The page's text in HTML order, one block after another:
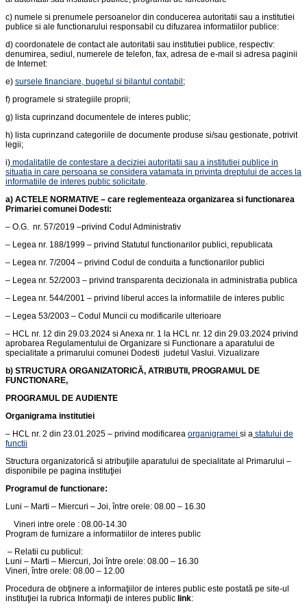
c) numele si prenumele persoanelor din conducerea autoritatii sau a institutiei
publice si ale functionarului responsabil cu difuzarea informatiilor publice:
d) coordonatele de contact ale autoritatii sau institutiei publice, respectiv:
denumirea, sediul, numerele de telefon, fax, adresa de e-mail si adresa paginii
de Internet:
e) sursele financiare, bugetul si bilantul contabil;
f) programele si strategiile proprii;
g) lista cuprinzand documentele de interes public;
h) lista cuprinzand categoriile de documente produse si/sau gestionate, potrivit
legii;
i) modalitatile de contestare a deciziei autoritatii sau a institutiei publice in
situatia in care persoana se considera vatamata in privinta dreptului de acces la
informatiile de interes public solicitate
a) ACTELE NORMATIVE – care reglementeaza organizarea si functionarea
Primariei comunei Dodesti:
– O.G. nr. 57/2019 –privind Codul Administrativ
– Legea nr. 188/1999 – privind Statutul functionarilor publici, republicata
– Legea nr. 7/2004 – privind Codul de conduita a functionarilor publici
– Legea nr. 52/2003 – privind transparenta decizionala in administratia publica
– Legea nr. 544/2001 – privind liberul acces la informatiile de interes public
– Legea 53/2003 – Codul Muncii cu modificarile ulterioare
– HCL nr. 12 din 29.03.2024 si Anexa nr. 1 la HCL nr. 12 din 29.03.2024 privind
aprobarea Regulamentului de Organizare si Functionare a aparatului de
specialitate a primarului comunei Dodesti judetul Vaslui. Vizualizare
b) STRUCTURA ORGANIZATORICĂ, ATRIBUTII, PROGRAMUL DE
FUNCTIONARE,
PROGRAMUL DE AUDIENTE
Organigrama institutiei
– HCL nr. 2 din 23.01.2025 – privind modificarea organigramei si a statului de
functii
Structura organizatorică si atribuţiile aparatului de specialitate al Primarului –
disponibile pe pagina instituţiei
Programul de functionare:
Luni – Marti – Miercuri – Joi, între orele: 08.00 – 16.30
Vineri intre orele : 08.00-14.30
Program de furnizare a informatiilor de interes public
– Relatii cu publicul:
Luni – Marti – Miercuri, Joi între orele: 08.00 – 16.30
Vineri, între orele: 08.00 – 12.00
Procedura de obţinere a informaţiilor de interes public este postată pe site-ul
instituţiei la rubrica Informaţii de interes public link: